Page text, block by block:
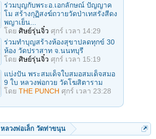
ร่วมบุญกับพระอ.เอกลักษณ์ ปัญญาค
โม สร้างกุฏิสงฆ์ถวายวัดป่าเทสรังสีดง
พญาเย็น...
โดย ศิษย์รุ่นจิ๋ว ศุกร์ เวลา 14:29
ร่วมทําบุญสร้างห้องสุขาปลดทุกข์ 30
ห้อง วัดปราสาท จ.นนทบุรี
โดย ศิษย์รุ่นจิ๋ว ศุกร์ เวลา 15:19
แบ่งปัน พระสมเด็จใบสมอสมเด็จสมอ
9 ใบ หลวงพ่อกวย วัดโฆสิตาราม
โดย THE PUNCH ศุกร์ เวลา 23:28
หลวงพ่อเล็ก วัดท่าขนุน